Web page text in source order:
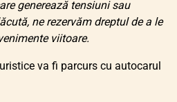
generează tensiuni sau
ne rezervăm dreptul de a le
viitoare.
va fi parcurs cu autocarul